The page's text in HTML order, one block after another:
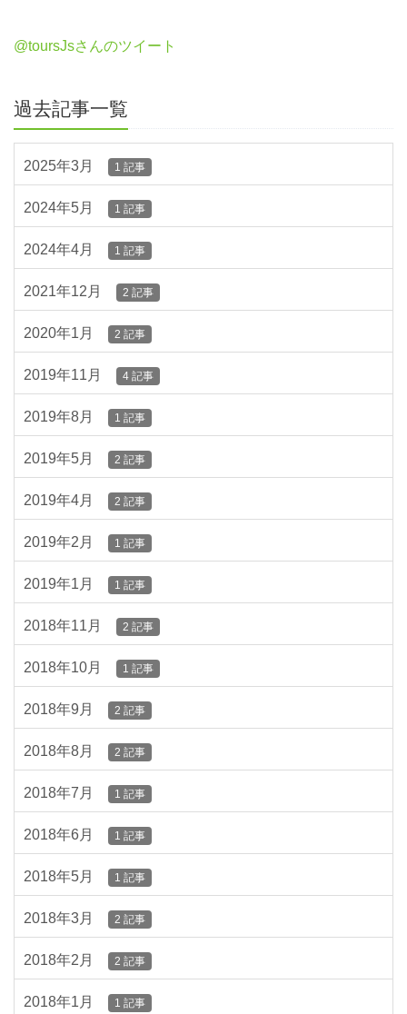
@toursJsさんのツイート
過去記事一覧
2025年3月 1 記事
2024年5月 1 記事
2024年4月 1 記事
2021年12月 2 記事
2020年1月 2 記事
2019年11月 4 記事
2019年8月 1 記事
2019年5月 2 記事
2019年4月 2 記事
2019年2月 1 記事
2019年1月 1 記事
2018年11月 2 記事
2018年10月 1 記事
2018年9月 2 記事
2018年8月 2 記事
2018年7月 1 記事
2018年6月 1 記事
2018年5月 1 記事
2018年3月 2 記事
2018年2月 2 記事
2018年1月 1 記事